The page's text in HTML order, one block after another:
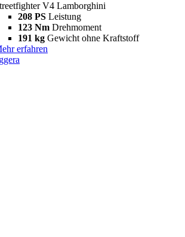
V4 Lamborghini
208 PS Leistung
123 Nm Drehmoment
191 kg Gewicht ohne Kraftstoff
erfahren